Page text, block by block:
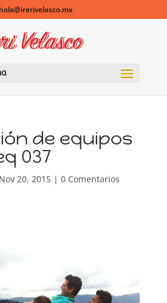
hola@irerivelasco.mx
de equipos
037
Nov 20, 2015| 0 Comentarios